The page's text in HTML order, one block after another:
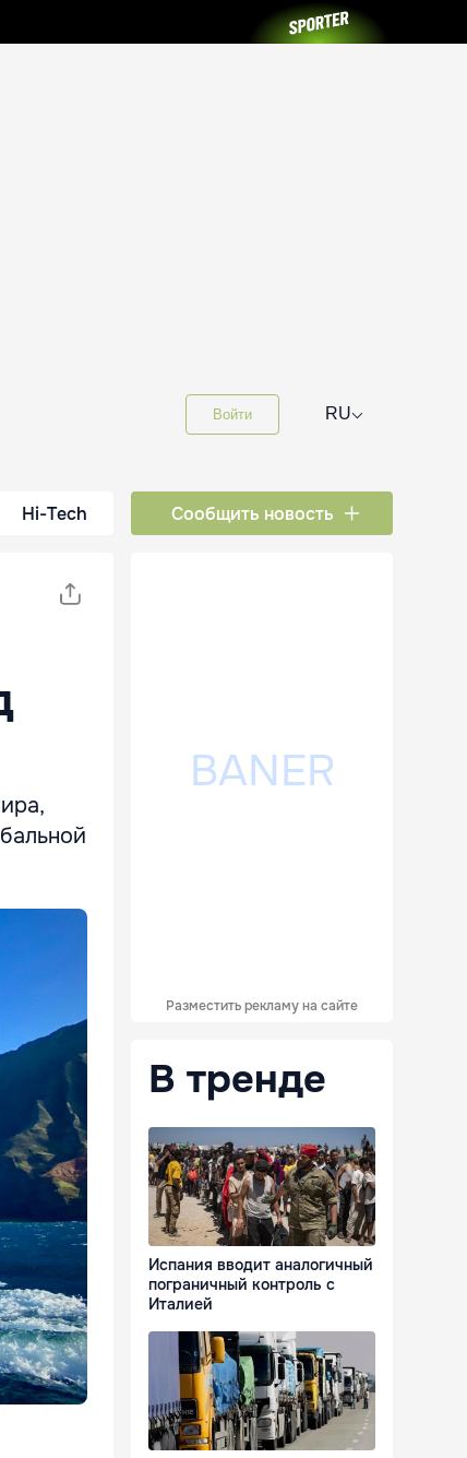
Войти RU⌵
Hi-Tech Сообщить новость
Разместить рекламу на сайте
В тренде
Испания вводит аналогичный
пограничный контроль с
Италией